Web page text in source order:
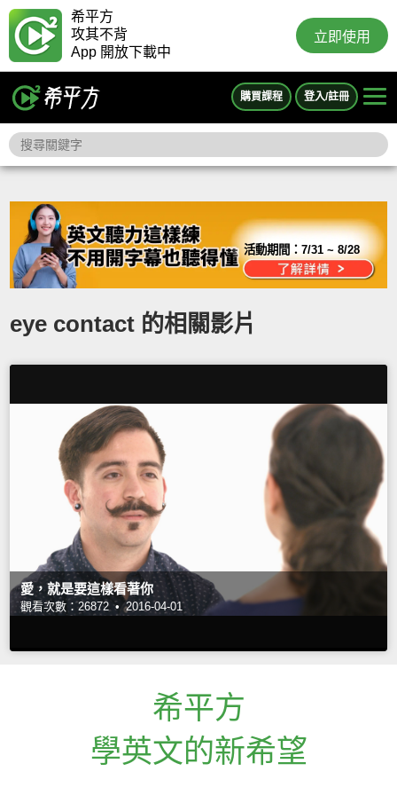
希平方
攻其不背
App 開放下載中
立即使用
購買課程 登入/註冊
活動期間：7/31 ~ 8/28
eye contact 的相關影片
愛，就是要這樣看著你
觀看次數：26872 • 2016-04-01
希平方
學英文的新希望